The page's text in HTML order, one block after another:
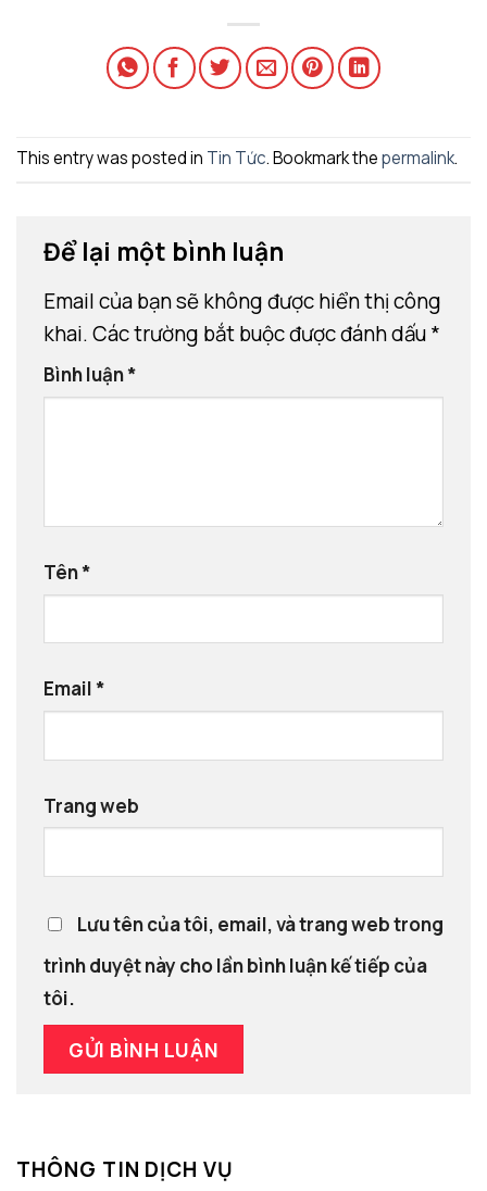
THÔNG TIN DỊCH VỤ
This entry was posted in Tin Tức. Bookmark thepermalink.
Để lại một bình luận
Email của bạn sẽ không được hiển thị công
khai.Các trường bắt buộc được đánh dấu*
Bình luận*
Tên*
Email*
Trang web
Lưu tên của tôi, email, và trang web trong
trình duyệt này cho lần bình luận kế tiếp của
tôi.